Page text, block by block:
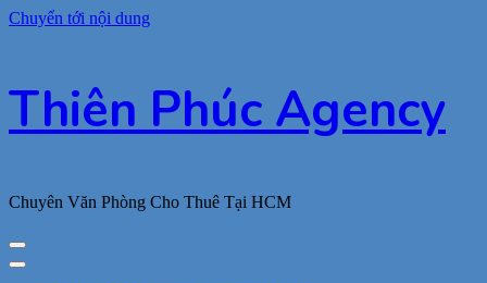
Chuyển tới nội dung
Thiên Phúc Agency
Chuyên Văn Phòng Cho Thuê Tại HCM